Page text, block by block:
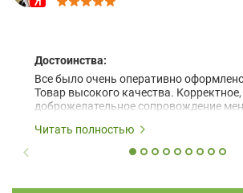
Достоинства:
Все было очень оперативно
Товар высокого качества.
доброжелательное сопровождение
Читать полностью